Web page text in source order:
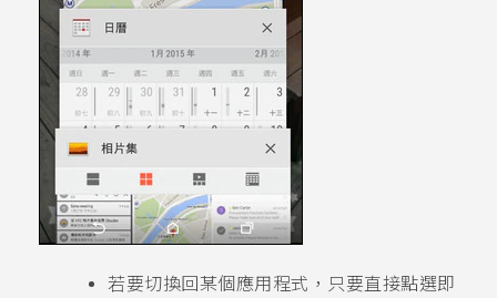
若要切換回某個應用程式，只要直接點選即